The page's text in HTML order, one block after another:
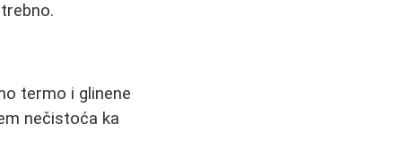
termo i glinene
nečistoća ka